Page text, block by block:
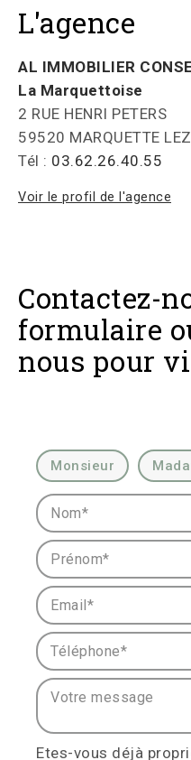
L'agence
AL IMMOBILIER
La Marquettoise
2 RUE HENRI PETERS
59520 MARQUETTE
Tél : 03.62.26.40.55
Voir le profil de l'agence
Contactez-
formulaire
nous pour
Civilité :
Monsieur
Nom* :
Prénom* :
Email* :
Téléphone* :
Votre message :
Etes-vous déjà